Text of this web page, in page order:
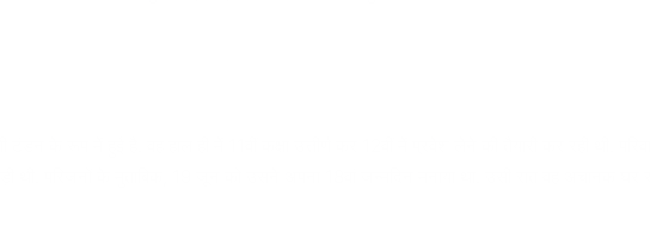
टंडन के रूप में हुई है. वह हाल ही में 11वीं कक्षा उत्तीर्ण कर 12वीं में प्रवेश लेने की तैयारी कर रही थी. परिवार
थी. परिजनों के मुताबिक, 19 जून को उसने अपना 18वां जन्मदिन मनाया था. उसी रात वह अचानक घर से